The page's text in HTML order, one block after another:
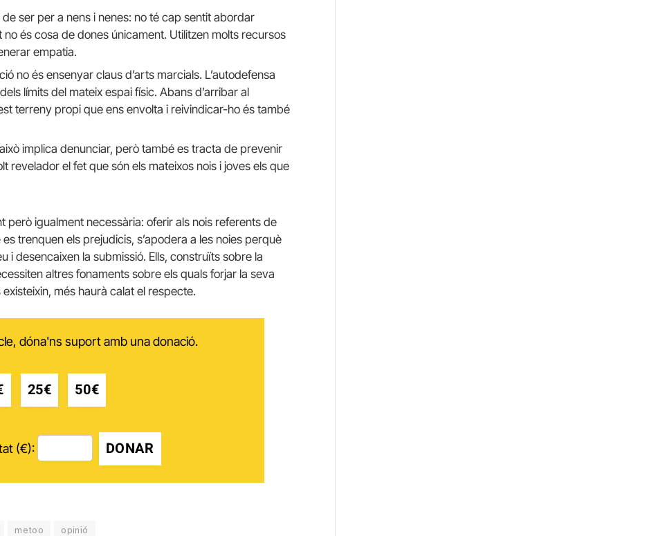
ser per a nens i nenes: no té cap sentit abordar
no és cosa de dones únicament. Utilitzen molts recursos
empatia.
no és ensenyar claus d’arts marcials. L’autodefensa
límits del mateix espai físic. Abans d’arribar al
terreny propi que ens envolta i reivindicar-ho és també
implica denunciar, però també es tracta de prevenir
revelador el fet que són els mateixos nois i joves els que
però igualment necessària: oferir als nois referents de
trenquen els prejudicis, s’apodera a les noies perquè
i desencaixen la submissió. Ells, construïts sobre la
altres fonaments sobre els quals forjar la seva
més haurà calat el respecte.
dóna'ns suport amb una donació.
25€ 50€
(€): DONAR
metoo opinió